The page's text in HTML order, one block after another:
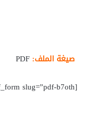
صيغة الملف:
[hf_form slug=”pdf-b7oth”]